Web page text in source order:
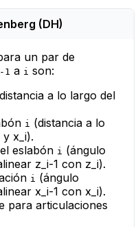
(DH)
un par de
1 a i son:
a lo largo del
i (distancia a lo
x_i).
eslabón i (ángulo
z_i-1 con z_i).
i (ángulo
x_i-1 con x_i).
para articulaciones